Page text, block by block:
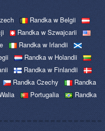
Randka w Belgii
Randka w Szwajcarii
Randka w Irlandii
Randka w Holandii
Randka w Finlandii
Randka Czechy
Randka
Portugalia
Randka